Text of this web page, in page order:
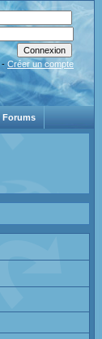
- Créer un compte
Forums